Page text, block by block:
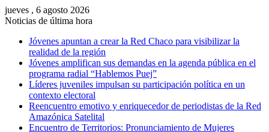
jueves , 6 agosto 2026
Noticias de última hora
Jóvenes apuntan a crear la Red Chaco para visibilizar la
realidad de la región
Jóvenes amplifican sus demandas en la agenda pública en el
programa radial “Hablemos Puej”
Líderes juveniles impulsan su participación política en un
contexto electoral
Reencuentro emotivo y enriquecedor de periodistas de la Red
Amazónica Satelital
Encuentro de Territorios: Pronunciamiento de Mujeres